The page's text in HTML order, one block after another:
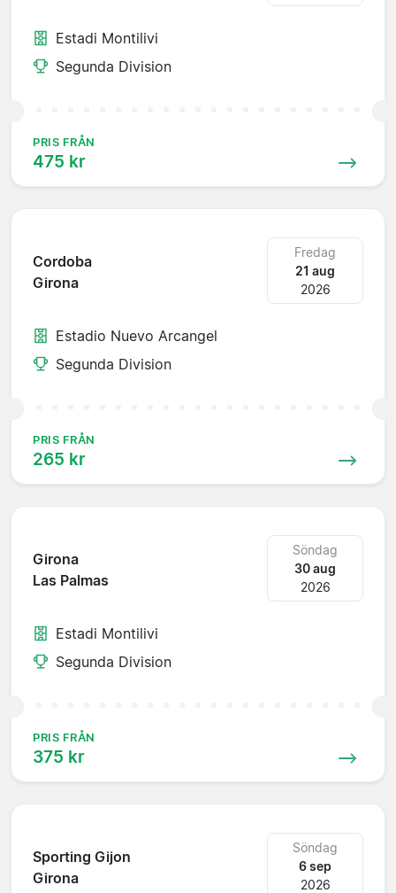
Estadi Montilivi
Segunda Division
PRIS FRÅN
475 kr
Cordoba
Girona
Fredag
21 aug
2026
Estadio Nuevo Arcangel
Segunda Division
PRIS FRÅN
265 kr
Girona
Las Palmas
Söndag
30 aug
2026
Estadi Montilivi
Segunda Division
PRIS FRÅN
375 kr
Sporting Gijon
Girona
Söndag
6 sep
2026